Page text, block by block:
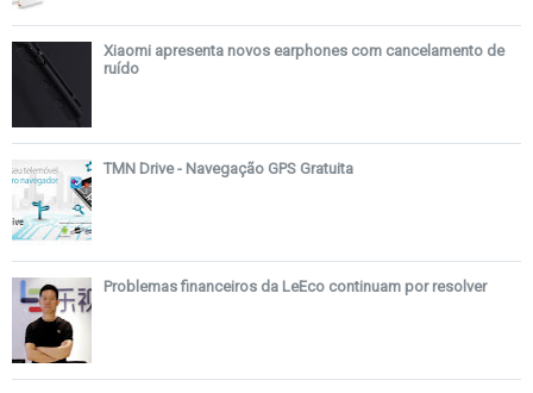
Xiaomi apresenta novos earphones com cancelamento de
ruído
TMN Drive - Navegação GPS Gratuita
Problemas financeiros da LeEco continuam por resolver